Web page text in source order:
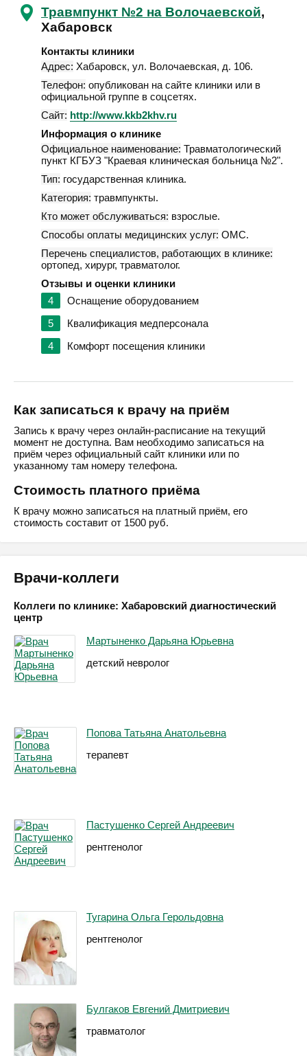
Травмпункт №2 на Волочаевской,
Хабаровск
Контакты клиники
Адрес: Хабаровск, ул. Волочаевская, д. 106.
Телефон: опубликован на сайте клиники или в
официальной группе в соцсетях.
Сайт: http://www.kkb2khv.ru
Информация о клинике
Официальное наименование: Травматологический
пункт КГБУЗ "Краевая клиническая больница №2".
Тип: государственная клиника.
Категория: травмпункты.
Кто может обслуживаться: взрослые.
Способы оплаты медицинских услуг: ОМС.
Перечень специалистов, работающих в клинике:
ортопед, хирург, травматолог.
Отзывы и оценки клиники
4
Оснащение оборудованием
5
Квалификация медперсонала
4
Комфорт посещения клиники
Как записаться к врачу на приём
Запись к врачу через онлайн-расписание на текущий
момент не доступна. Вам необходимо записаться на
приём через официальный сайт клиники или по
указанному там номеру телефона.
Стоимость платного приёма
К врачу можно записаться на платный приём, его
стоимость составит от 1500 руб.
Врачи-коллеги
Коллеги по клинике: Хабаровский диагностический
центр
Мартыненко Дарьяна Юрьевна
детский невролог
Попова Татьяна Анатольевна
терапевт
Пастушенко Сергей Андреевич
рентгенолог
Тугарина Ольга Герольдовна
рентгенолог
Булгаков Евгений Дмитриевич
травматолог